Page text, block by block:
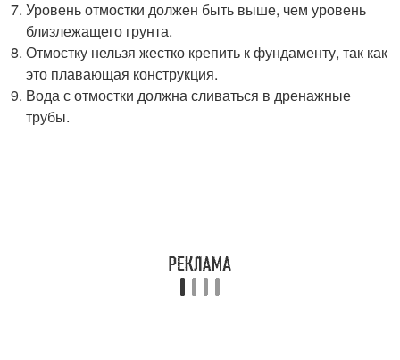
Уровень отмостки должен быть выше, чем уровень
близлежащего грунта.
Отмостку нельзя жестко крепить к фундаменту, так как
это плавающая конструкция.
Вода с отмостки должна сливаться в дренажные
трубы.